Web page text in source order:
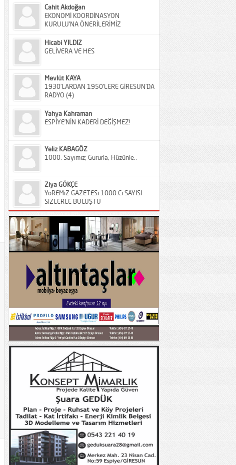
Cahit Akdoğan
EKONOMİ KOORDİNASYON
KURULU’NA ÖNERİLERİMİZ
Hicabi YILDIZ
GELİVERA VE HES
Mevlüt KAYA
1930’LARDAN 1950’LERE GİRESUN’DA
RADYO (4)
Yahya Kahraman
ESPİYE’NİN KADERİ DEĞİŞMEZ!
Yeliz KABAGÖZ
1000. Sayımız; Gururla, Hüzünle..
Ziya GÖKÇE
YöREMiZ GAZETESi 1000.Ci SAYISI
SiZLERLE BULUŞTU